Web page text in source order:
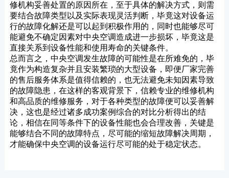
修机构妥善处置的原因所在，至于具体的解决方式，则需
要结合故障类型以及实际表现灵活判断，毕竟这对设备运
行的故障化解还是可以起到积极作用的，同时也能够尽可
能避免不确定因素对中央空调造成进一步损坏，毕竟这是
直接关系到设备性能和使用寿命的关键条件。
总而言之，中央空调发生故障的可能性是在所难免的，毕
竟作为构造复杂并且安装繁琐的大型设备，即便厂家完善
的售后服务体系是值得信赖的，也无法避免未知因素导致
的故障隐患，在这样的客观背景下，信赖专业的维修机构
和高品质的维修服务，对于各种类型的故障便可以妥善解
决，这也是经过诸多成功案例综合的对比分析得出的结
论，相信在同等条件下的设备性能也会合理改善，关键是
能够结合不同的故障特点，尽可能的缩短故障解决周期，
才能确保中央空调的设备运行尽可能的处于稳定状态。